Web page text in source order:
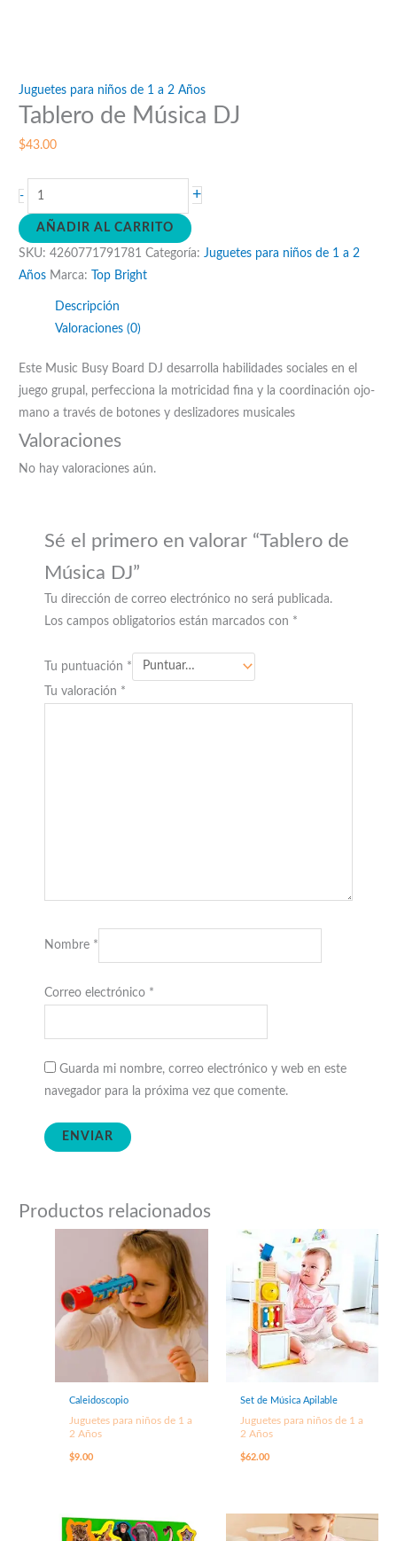
Juguetes para niños de 1 a 2 Años
Tablero de Música DJ
$43.00
-
Tablero
de
Música
DJ
cantidad
+
AÑADIR AL CARRITO
SKU:4260771791781 Categoría:Juguetes para niños de 1 a 2
Años Marca: Top Bright
Descripción
Valoraciones (0)
Este Music Busy Board DJ desarrolla habilidades sociales en el
juego grupal, perfecciona la motricidad fina y la coordinación ojo-
mano a través de botones y deslizadores musicales
Valoraciones
No hay valoraciones aún.
Sé el primero en valorar “Tablero de
Música DJ”
Tu dirección de correo electrónico no será publicada.
Los campos obligatorios están marcados con *
Tu puntuación *
Tu valoración *
Nombre *
Correo electrónico *
Guarda mi nombre, correo electrónico y web en este
navegador para la próxima vez que comente.
Productos relacionados
Caleidoscopio
Juguetes para niños de 1 a
2 Años
$9.00
Set de Música Apilable
Juguetes para niños de 1 a
2 Años
$62.00